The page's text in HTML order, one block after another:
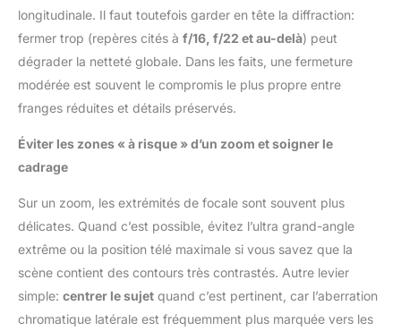
longitudinale. Il faut toutefois garder en tête la diffraction:
fermer trop (repères cités à f/16, f/22 et au-delà) peut
dégrader la netteté globale. Dans les faits, une fermeture
modérée est souvent le compromis le plus propre entre
franges réduites et détails préservés.
Éviter les zones « à risque » d’un zoom et soigner le
cadrage
Sur un zoom, les extrémités de focale sont souvent plus
délicates. Quand c’est possible, évitez l’ultra grand-angle
extrême ou la position télé maximale si vous savez que la
scène contient des contours très contrastés. Autre levier
simple: centrer le sujet quand c’est pertinent, car l’aberration
chromatique latérale est fréquemment plus marquée vers les